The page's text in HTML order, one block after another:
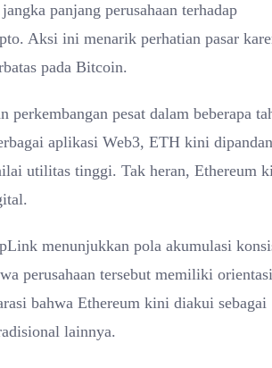
panjang perusahaan terhadap
Aksi ini menarik perhatian pasar
pada Bitcoin.
perkembangan pesat dalam beberapa
aplikasi Web3, ETH kini
utilitas tinggi. Tak heran, Ethereum
menunjukkan pola akumulasi
perusahaan tersebut memiliki orientasi
bahwa Ethereum kini diakui sebagai
lainnya.